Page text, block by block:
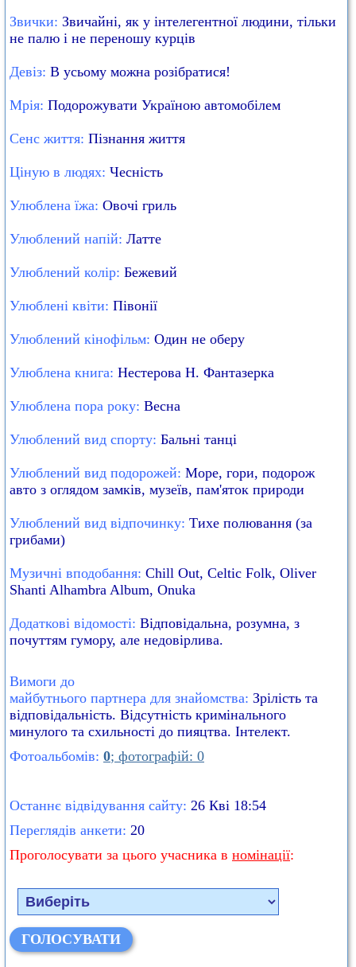
Звички: Звичайні, як у інтелегентної людини, тільки
не палю і не переношу курців
Девіз: В усьому можна розібратися!
Мрія: Подорожувати Україною автомобілем
Сенс життя: Пізнання життя
Ціную в людях: Чесність
Улюблена їжа: Овочі гриль
Улюблений напій: Латте
Улюблений колір: Бежевий
Улюблені квіти: Півонії
Улюблений кінофільм: Один не оберу
Улюблена книга: Нестерова Н. Фантазерка
Улюблена пора року: Весна
Улюблений вид спорту: Бальні танці
Улюблений вид подорожей: Море, гори, подорож
авто з оглядом замків, музеїв, пам'яток природи
Улюблений вид відпочинку: Тихе полювання (за
грибами)
Музичні вподобання: Сhill Out, Celtic Folk, Oliver
Shanti Alhambra Album, Onuka
Додаткові відомості: Відповідальна, розумна, з
почуттям гумору, але недовірлива.
Вимоги до
майбутнього партнера для знайомства: Зрілість та
відповідальність. Відсутність кримінального
минулого та схильності до пияцтва. Інтелект.
Фотоальбомів: 0; фотографій: 0
Останнє відвідування сайту: 26 Кві 18:54
Переглядів анкети: 20
Проголосувати за цього учасника в номінації: